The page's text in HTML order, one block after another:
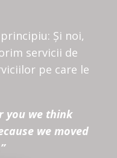
Și noi,
servicii de
pe care le
you we think
we moved